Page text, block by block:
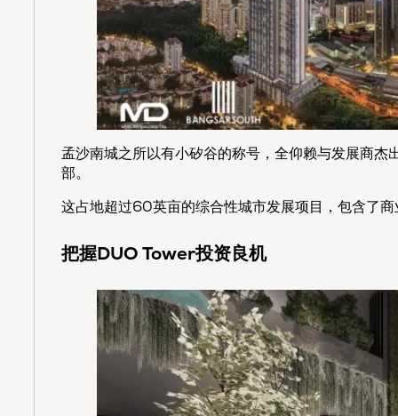
孟沙南城之所以有小矽谷的称号，全仰赖与发展商
部。
这占地超过60英亩的综合性城市发展项目，包含了
把握DUO Tower投资良机